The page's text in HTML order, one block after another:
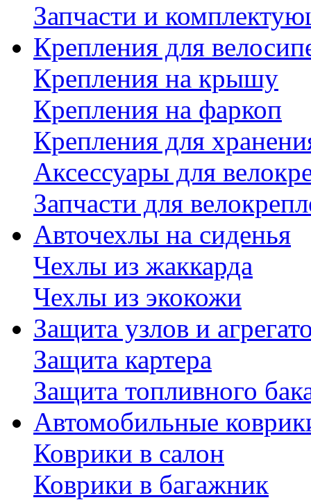
Запчасти и
Крепления для
Крепления на крышу
Крепления на фаркоп
Крепления для
Аксессуары для
Запчасти для
Авточехлы на сиденья
Чехлы из жаккарда
Чехлы из экокожи
Защита узлов и
Защита картера
Защита топливного
Автомобильные
Коврики в салон
Коврики в багажник